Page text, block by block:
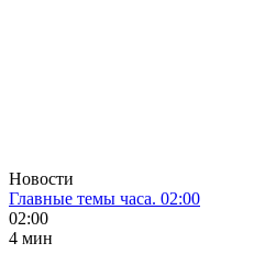
Новости
Главные темы часа. 02:00
02:00
4 мин